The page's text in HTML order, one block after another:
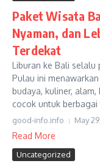
Paket Wisata
Nyaman, dan
Terdekat
Liburan ke Bali selalu
Pulau ini
budaya, kuliner,
cocok untuk berbagai
good-info.info May
Read More
Uncategorized